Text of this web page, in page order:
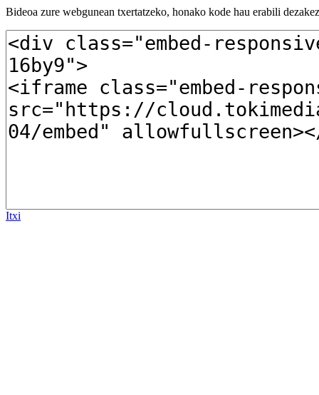
Bideoa zure webgunean txertatzeko, honako kode hau erabili
Itxi